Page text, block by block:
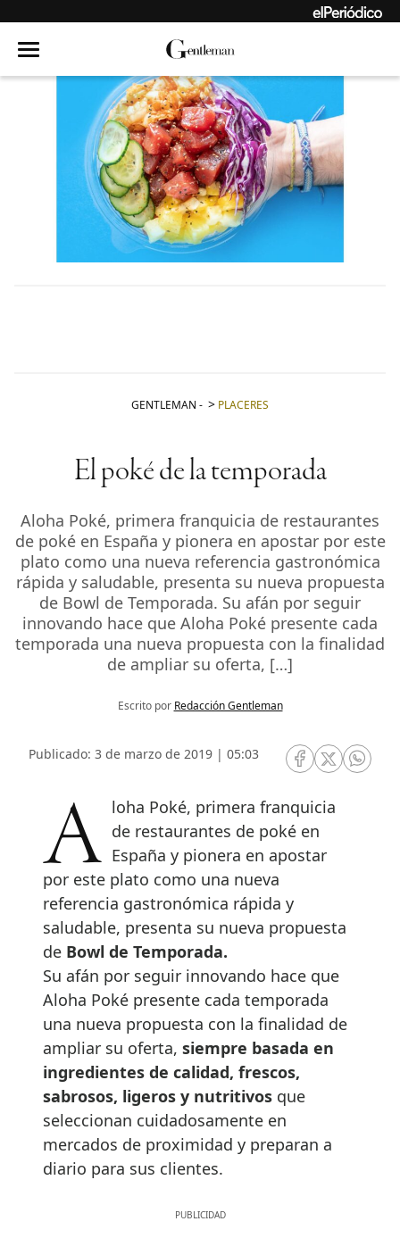
GENTLEMAN - PLACERES
El poké de la temporada
Aloha Poké, primera franquicia de restaurantes
de poké en España y pionera en apostar por este
plato como una nueva referencia gastronómica
rápida y saludable, presenta su nueva propuesta
de Bowl de Temporada. Su afán por seguir
innovando hace que Aloha Poké presente cada
temporada una nueva propuesta con la finalidad
de ampliar su oferta, […]
Escrito por Redacción Gentleman
Publicado: 3 de marzo de 2019 | 05:03
RRSS Facebook
RRSSRRSS
Aloha Poké, primera franquicia de restaurantes de poké en
España y pionera en apostar
por este plato como una nueva
referencia gastronómica rápida y
saludable, presenta su nueva propuesta
de Bowl de Temporada.
Su afán por seguir innovando hace que
Aloha Poké presente cada temporada
una nueva propuesta con la finalidad de
ampliar su oferta, siempre basada en
ingredientes de calidad, frescos,
sabrosos, ligeros y nutritivos que
seleccionan cuidadosamente en
mercados de proximidad y preparan a
diario para sus clientes.